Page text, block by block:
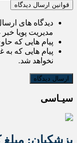
قوانین ارسال دیدگاه
دیدگاه های
مدیریت پویا
پیام هایی که
پیام هایی که به
نخواهد شد.
سیـاسی
پزشکیان: مبلغ